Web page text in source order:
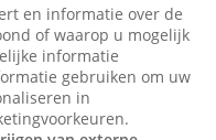
en informatie over de
of waarop u mogelijk
informatie
gebruiken om uw
in